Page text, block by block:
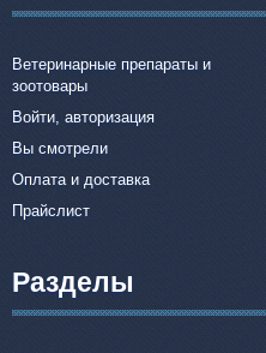
Ветеринарные препараты и
зоотовары
Войти, авторизация
Вы смотрели
Оплата и доставка
Прайслист
Разделы